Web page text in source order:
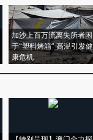
加沙上百万流离失所者困
于“塑料烤箱” 高温引发健
康危机